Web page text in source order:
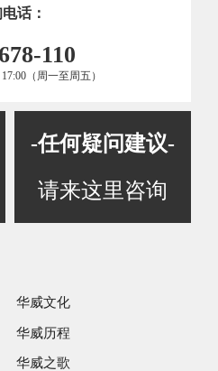
话：
110
（周一至周五）
-任何疑问建议-
请来这里咨询
华威文化
华威历程
华威之歌